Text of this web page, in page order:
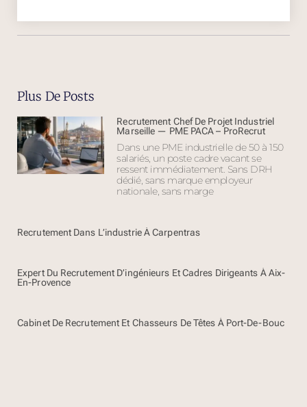
Plus De Posts
Recrutement Chef De Projet Industriel
Marseille — PME PACA – ProRecrut
Dans une PME industrielle de 50 à 150
salariés, un poste cadre vacant se
ressent immédiatement. Sans DRH
dédié, sans marque employeur
nationale, sans marge
Recrutement Dans L’industrie À Carpentras
Expert Du Recrutement D’ingénieurs Et Cadres Dirigeants À Aix-
En-Provence
Cabinet De Recrutement Et Chasseurs De Têtes À Port-De-Bouc